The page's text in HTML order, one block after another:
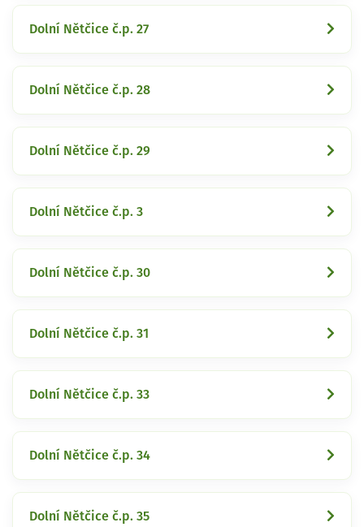
Dolní Nětčice č.p. 27
Dolní Nětčice č.p. 28
Dolní Nětčice č.p. 29
Dolní Nětčice č.p. 3
Dolní Nětčice č.p. 30
Dolní Nětčice č.p. 31
Dolní Nětčice č.p. 33
Dolní Nětčice č.p. 34
Dolní Nětčice č.p. 35